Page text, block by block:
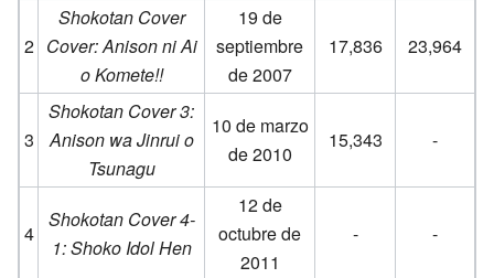
2
Shokotan Cover
Cover: Anison ni Ai
o Komete!!
19 de
septiembre
de 2007
17,836 23,964
3
Shokotan Cover 3:
Anison wa Jinrui o
Tsunagu
10 de marzo
de 2010
15,343 -
4
Shokotan Cover 4-
1: Shoko Idol Hen
12 de
octubre de
2011
- -